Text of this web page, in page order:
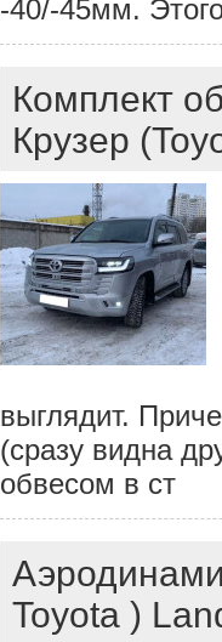
-40/-45мм.
Комплект
Крузер
выглядит.
(сразу видна
обвесом в ст
Toyota )